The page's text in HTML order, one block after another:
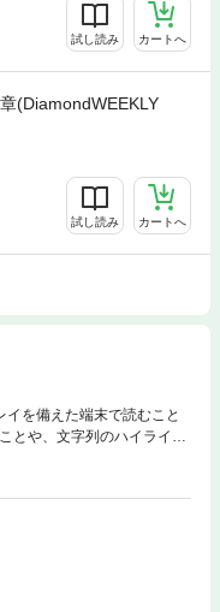
試し読み カートへ
(DiamondWEEKLY
試し読み カートへ
を備えた端末で読むこと
とや、文字列のハイライ
できません。※電子版に小
特集1】絶頂か崩壊か半導
テック企業のAI投資バブ
導体の国際供給網」エヌ
ープンAI提携に続き米半導
が描く「AI覇権戦略」の